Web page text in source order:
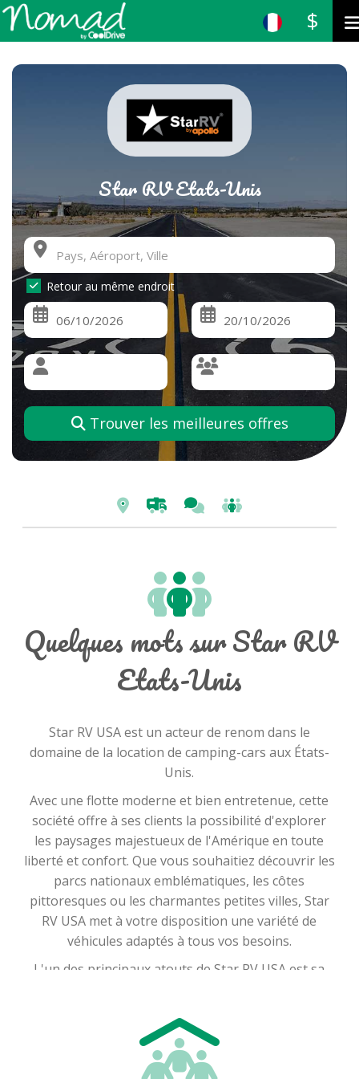
$
Star RV Etats-Unis
Retour au même endroit
Trouver les meilleures offres
Quelques mots sur Star RV
Etats-Unis
Star RV USA est un acteur de renom dans le
domaine de la location de camping-cars aux États-
Unis.
Avec une flotte moderne et bien entretenue, cette
société offre à ses clients la possibilité d'explorer
les paysages majestueux de l'Amérique en toute
liberté et confort. Que vous souhaitiez découvrir les
parcs nationaux emblématiques, les côtes
pittoresques ou les charmantes petites villes, Star
RV USA met à votre disposition une variété de
véhicules adaptés à tous vos besoins.
L'un des principaux atouts de Star RV USA est sa
modèles familiaux pour des voyages en groupe.
Chaque véhicule est équipé de toutes les